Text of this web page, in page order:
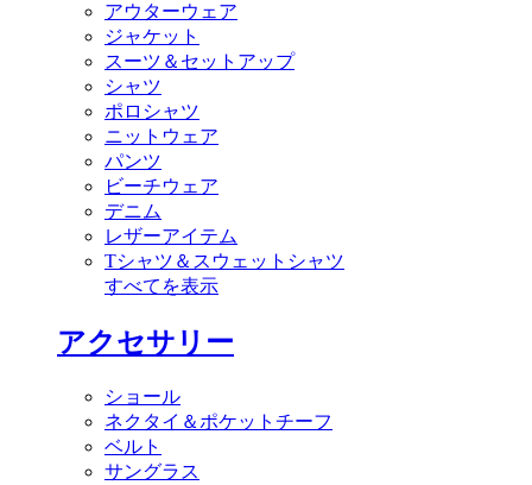
アウターウェア
ジャケット
スーツ＆セットアップ
シャツ
ポロシャツ
ニットウェア
パンツ
ビーチウェア
デニム
レザーアイテム
Tシャツ＆スウェットシャツ
すべてを表示
アクセサリー
ショール
ネクタイ＆ポケットチーフ
ベルト
サングラス